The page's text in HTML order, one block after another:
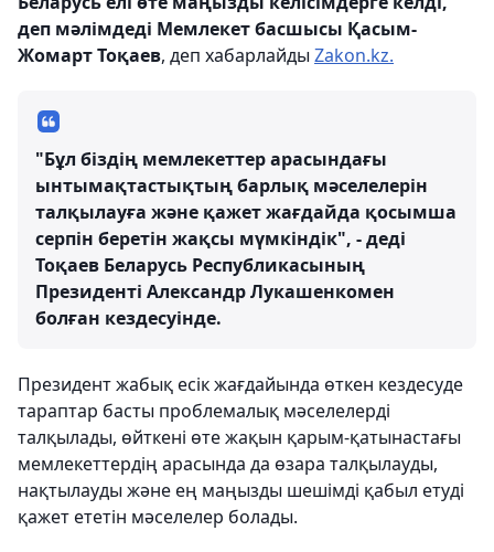
деп мәлімдеді Мемлекет басшысы Қасым-
Жомарт Тоқаев, деп хабарлайды Zakon.kz.
"Бұл біздің мемлекеттер арасындағы
ынтымақтастықтың барлық мәселелерін
талқылауға және қажет жағдайда қосымша
серпін беретін жақсы мүмкіндік", - деді
Тоқаев Беларусь Республикасының
Президенті Александр Лукашенкомен
болған кездесуінде.
Президент жабық есік жағдайында өткен кездесуде
тараптар басты проблемалық мәселелерді
талқылады, өйткені өте жақын қарым-қатынастағы
мемлекеттердің арасында да өзара талқылауды,
нақтылауды және ең маңызды шешімді қабыл етуді
қажет ететін мәселелер болады.